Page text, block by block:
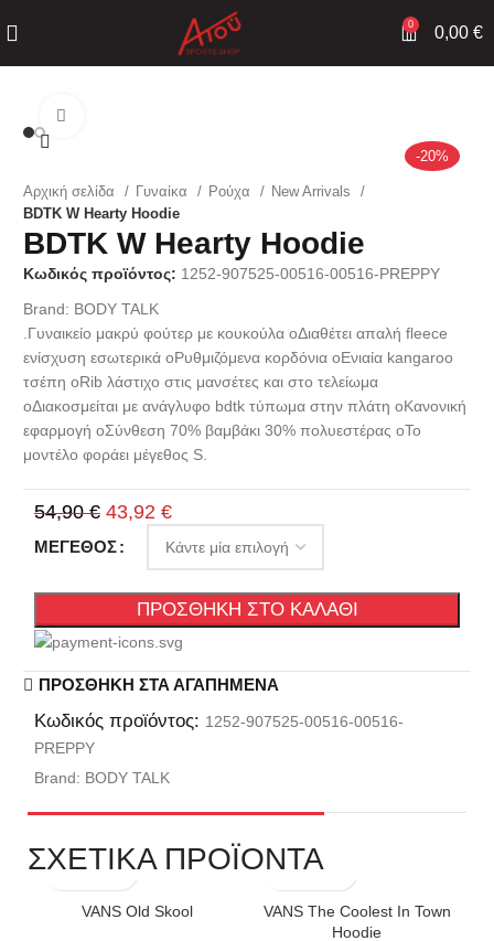
0 0,00 €
-20%
Αρχική σελίδα Γυναίκα Ρούχα
New Arrivals
BDTK W Hearty Hoodie
BDTK W Hearty Hoodie
Κωδικός προϊόντος: 1252-907525-00516-00516-PREPPY
Brand: BODY TALK
.Γυναικείο μακρύ φούτερ με κουκούλα oΔιαθέτει απαλή fleece
ενίσχυση εσωτερικά oΡυθμιζόμενα κορδόνια oΕνιαία kangaroo
τσέπη oRib λάστιχο στις μανσέτες και στο τελείωμα
oΔιακοσμείται με ανάγλυφο bdtk τύπωμα στην πλάτη oΚανονική
εφαρμογή oΣύνθεση 70% βαμβάκι 30% πολυεστέρας oΤο
μοντέλο φοράει μέγεθος S.
54,90€ 43,92 €
ΜΈΓΕΘΟΣ
ΠΡΟΣΘΉΚΗ ΣΤΟ ΚΑΛΆΘΙ
ΠΡΟΣΘΉΚΗ ΣΤΑ ΑΓΑΠΗΜΈΝΑ
Κωδικός προϊόντος: 1252-907525-00516-00516-
PREPPY
Brand: BODY TALK
ΣΧΕΤΙΚΑ ΠΡΟΪΟΝΤΑ
VANS Old Skool
VANS The Coolest In Town
Hoodie